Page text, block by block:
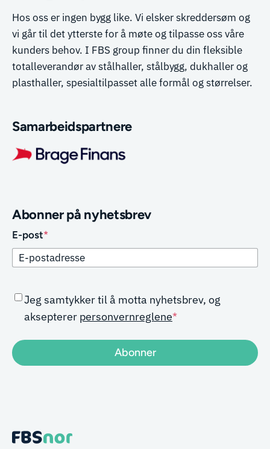
Hos oss er ingen bygg like. Vi elsker skreddersøm og
vi går til det ytterste for å møte og tilpasse oss våre
kunders behov. I FBS group finner du din fleksible
totalleverandør av stålhaller, stålbygg, dukhaller og
plasthaller, spesialtilpasset alle formål og størrelser.
Samarbeidspartnere
Abonner på nyhetsbrev
E-post*
CAPTCHA
Samtykke*
Jeg samtykker til å motta nyhetsbrev, og
aksepterer personvernreglene*